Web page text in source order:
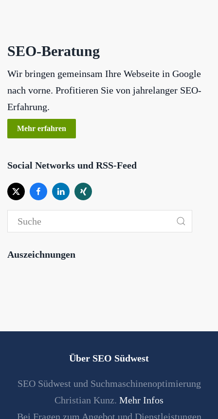
SEO-Beratung
Wir bringen gemeinsam Ihre Webseite in Google
nach vorne. Profitieren Sie von jahrelanger SEO-
Erfahrung.
Mehr erfahren
Social Networks und RSS-Feed
Auszeichnungen
Über SEO Südwest
SEO Südwest und Suchmaschinenoptimierung
Christian Kunz. Mehr Infos
Bei Fragen zum Angebot und Dienstleistungen